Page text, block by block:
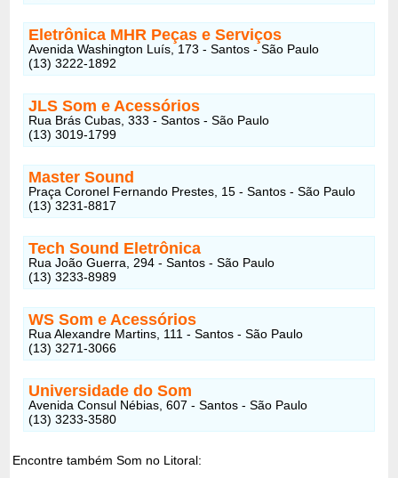
Eletrônica MHR Peças e Serviços
Avenida Washington Luís, 173 - Santos - São Paulo
(13) 3222-1892
JLS Som e Acessórios
Rua Brás Cubas, 333 - Santos - São Paulo
(13) 3019-1799
Master Sound
Praça Coronel Fernando Prestes, 15 - Santos - São Paulo
(13) 3231-8817
Tech Sound Eletrônica
Rua João Guerra, 294 - Santos - São Paulo
(13) 3233-8989
WS Som e Acessórios
Rua Alexandre Martins, 111 - Santos - São Paulo
(13) 3271-3066
Universidade do Som
Avenida Consul Nébias, 607 - Santos - São Paulo
(13) 3233-3580
Encontre também Som no Litoral: